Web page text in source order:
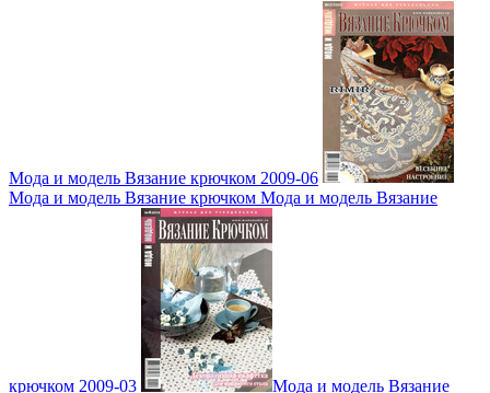
Мода и модель Вязание крючком 2009-06
Мода и модель Вязание крючком Мода и модель Вязание
крючком 2009-03
Мода и модель Вязание